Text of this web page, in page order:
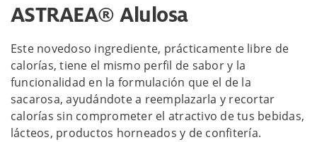
ASTRAEA® Alulosa
Este novedoso ingrediente, prácticamente libre de
calorías, tiene el mismo perfil de sabor y la
funcionalidad en la formulación que el de la
sacarosa, ayudándote a reemplazarla y recortar
calorías sin comprometer el atractivo de tus bebidas,
lácteos, productos horneados y de confitería.